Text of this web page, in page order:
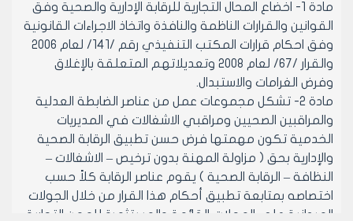
مادة 1- اخضاع المحال التجارية للرقابة الإدارية والصحية وفق
القوانين والقرارات الناظمة والنافذة واتخاذ الاجراءات القانونية
وفق احكام قرارات المكتب التنفيذي رقم /141/ لعام 2006
والقرار /67/ لعام 2008 وتعديلاتهم المتعلقة بالإغلاق
وفرض الغرامات والاستبدال.
مادة 2- تشكل مجموعات عمل من عناصر الضابطة العدلية
والمراقبين الصحيين ومراقبي الاشغالات في المديريات
الخدمية تكون مهمتها فرض حسن تطبيق الرقابة الصحية
والإدارية بحق ( مزاولة المهنة بدون ترخيص – الاشغالات –
النظافة – الرقابة الصحية ) يقوم عناصر الرقابة كلاً حسب
اختصاصه بمتابعة تطبيق أحكام هذا القرار من خلال الجولات
الميدانية على المحلات القائمة والمستثمرة للمهن التجارية